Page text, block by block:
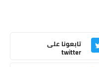
تابعونا على
twitter